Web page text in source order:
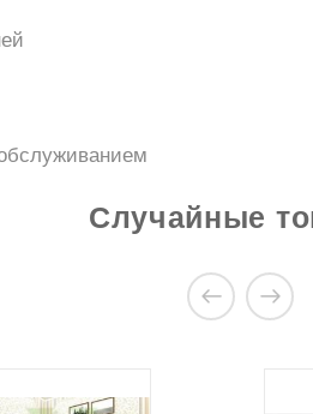
в КиевеСлучайные